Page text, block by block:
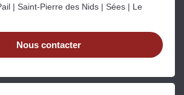
| Saint-Pierre des Nids | Sées | Le
Nous contacter